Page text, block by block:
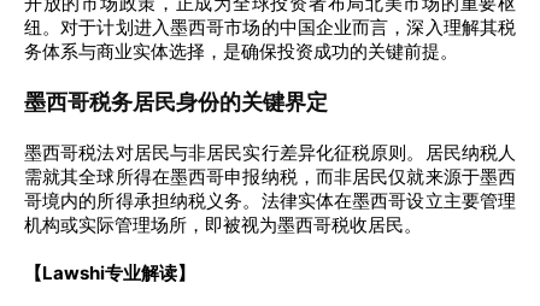
纽。对于计划进入墨西哥市场的中国企业而言，深入理解其税
务体系与商业实体选择，是确保投资成功的关键前提。
墨西哥税务居民身份的关键界定
墨西哥税法对居民与非居民实行差异化征税原则。居民纳税人
需就其全球所得在墨西哥申报纳税，而非居民仅就来源于墨西
哥境内的所得承担纳税义务。法律实体在墨西哥设立主要管理
机构或实际管理场所，即被视为墨西哥税收居民。
【Lawshi专业解读】